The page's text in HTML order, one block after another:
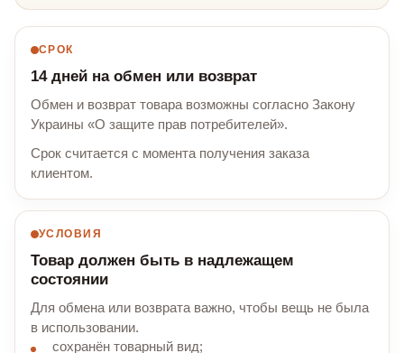
СРОК
14 дней на обмен или возврат
Обмен и возврат товара возможны согласно Закону
Украины «О защите прав потребителей».
Срок считается с момента получения заказа
клиентом.
УСЛОВИЯ
Товар должен быть в надлежащем
состоянии
Для обмена или возврата важно, чтобы вещь не была
в использовании.
сохранён товарный вид;